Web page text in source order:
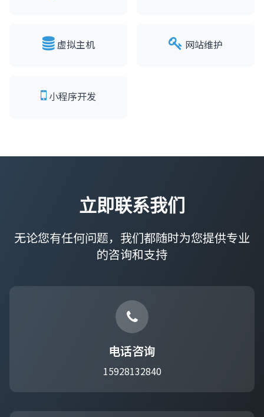
虚拟主机 网站维护
小程序开发
立即联系我们
无论您有任何问题，我们都随时为您提供专业
的咨询和支持
电话咨询
15928132840